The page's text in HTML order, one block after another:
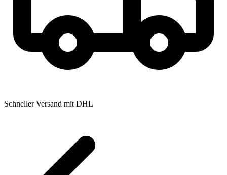
Schneller Versand mit DHL